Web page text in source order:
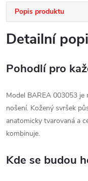
Popis produktu
Detailní
Pohodlí pro
Model BAREA 003053
nošení. Kožený svršek
anatomicky tvarovaná a
kombinuje.
Kde se budou